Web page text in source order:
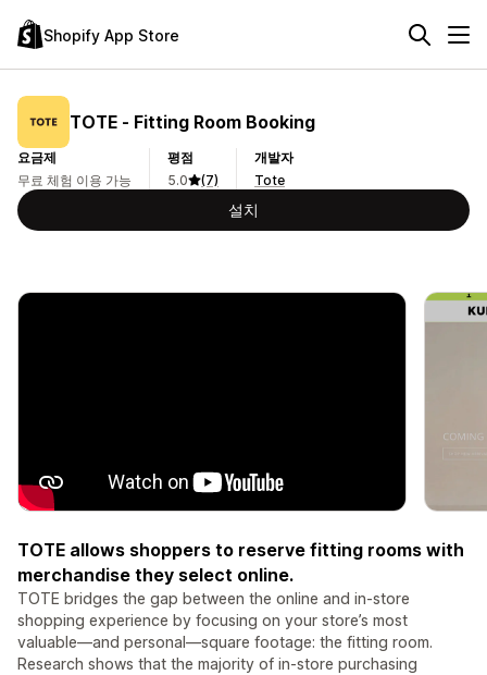
Shopify App Store
TOTE ‑ Fitting Room Booking
요금제
무료 체험 이용 가능
평점
5.0
(7)
개발자
Tote
설치
TOTE allows shoppers to reserve fitting rooms with
merchandise they select online.
TOTE bridges the gap between the online and in-store
shopping experience by focusing on your store’s most
valuable—and personal—square footage: the fitting room.
Research shows that the majority of in-store purchasing